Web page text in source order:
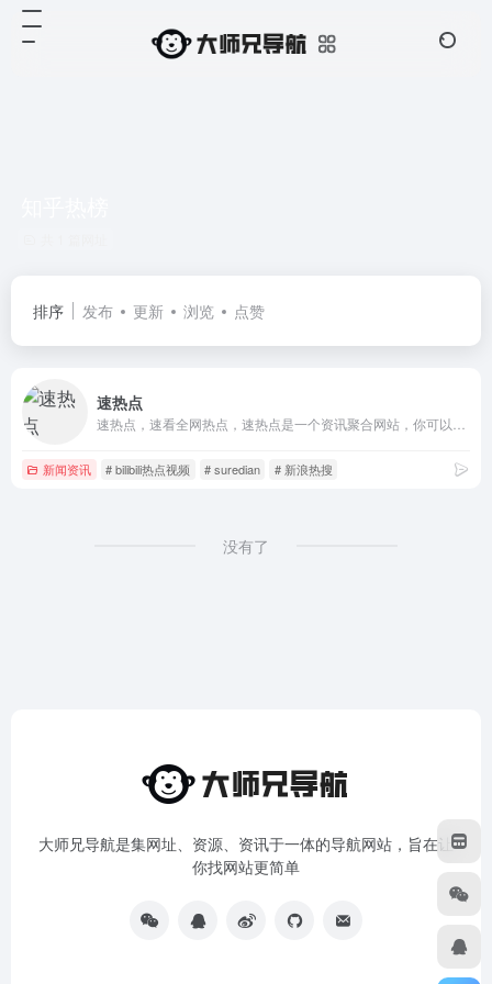
排序 发布 更新 浏览 点赞
速热点
新闻资讯 # bilibili热点视频 # suredian # 新浪热搜
没有了
大师兄导航是集网址、资源、资讯于一体的导航网站，旨在让
你找网站更简单